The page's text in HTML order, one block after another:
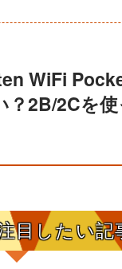
WiFi
？2B/2Cを
目したい記